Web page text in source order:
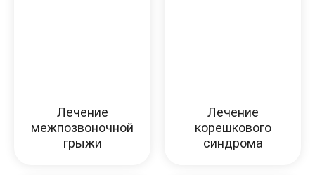
Лечение
межпозвоночной
грыжи
Лечение
корешкового
синдрома